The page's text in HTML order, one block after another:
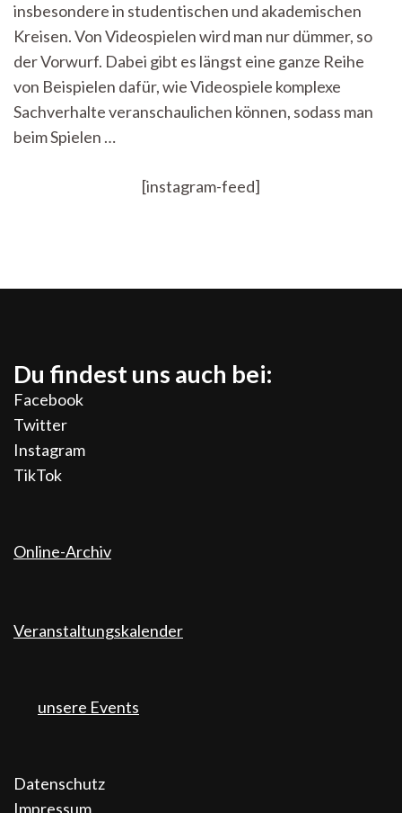
insbesondere in studentischen und akademischen
Kreisen. Von Videospielen wird man nur dümmer, so
der Vorwurf. Dabei gibt es längst eine ganze Reihe
von Beispielen dafür, wie Videospiele komplexe
Sachverhalte veranschaulichen können, sodass man
beim Spielen …
[instagram-feed]
Du findest uns auch bei:
Facebook
Twitter
Instagram
TikTok
Online-Archiv
Veranstaltungskalender
unsere Events
Datenschutz
Impressum